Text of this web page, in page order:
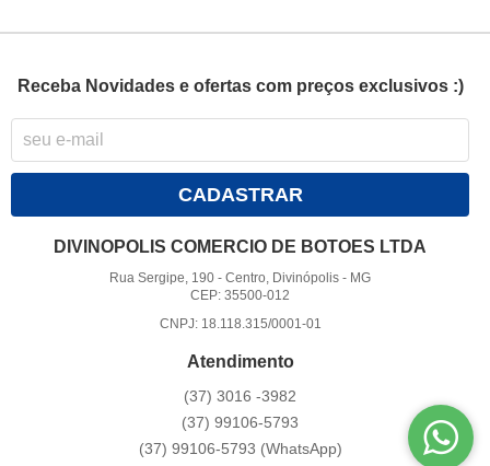
Receba Novidades e ofertas com preços exclusivos :)
CADASTRAR
DIVINOPOLIS COMERCIO DE BOTOES LTDA
Rua Sergipe, 190 -Centro, Divinópolis - MG
CEP: 35500-012
CNPJ: 18.118.315/0001-01
Atendimento
(37) 3016 -3982
(37) 99106-5793
(37) 99106-5793 (WhatsApp)